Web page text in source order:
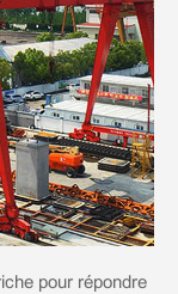
pour répondre